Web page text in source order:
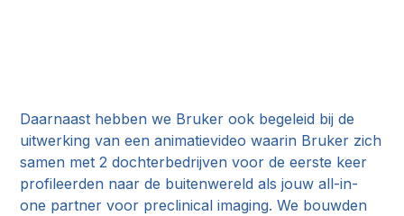
Daarnaast hebben we Bruker ook begeleid bij de
uitwerking van een animatievideo waarin Bruker zich
samen met 2 dochterbedrijven voor de eerste keer
profileerden naar de buitenwereld als jouw all-in-
one partner voor preclinical imaging. We bouwden